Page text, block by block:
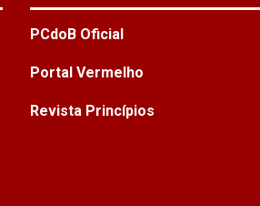
PCdoB Oficial
Portal Vermelho
Revista Princípios